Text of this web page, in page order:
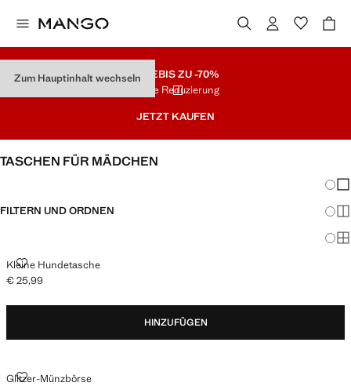
Zum Hauptinhalt wechselnSALEBIS ZU -70%
Letzte Reduzierung
JETZT KAUFEN
TASCHEN FÜR MÄDCHEN
FILTERN UND ORDNEN
Kleine Hundetasche
KLEINE HUNDETASCHE
Aktueller Preis [€ 25,99 ]
€ 25,99
HINZUFÜGEN
Glitzer-Münzbörse
GLITZER-MÜNZBÖRSE